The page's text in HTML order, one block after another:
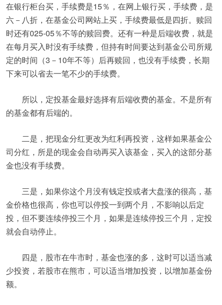
在银行柜台买，手续费是15％，在网上银行买，手续费，是
六－八折，在基金公司网站上买，手续费最低是四折。赎回
时还有025-05％不等的赎回费。还有一种是后端收费，就是
在每月买入时没有手续费，但持有时间要达到基金公司所规
定的时间（3－10年不等）后再赎回，也没有手续费，长期
下来可以省去一笔不少的手续费。
所以，定投基金最好选择有后端收费的基金。不是所有
的基金都有后端的。
二是，把现金分红更改为红利再投资，这样如果基金公
司分红，所是的现金会自动再买入该基金，买入的这部分基
金也没有手续费。
三是，如果你这个月没有钱定投或者大盘涨的很高，基
金价格也很高，你也可以停投一到两个月，不影响以后定
投，但不要连续停投三个月，如果是连续停投三个月，定投
就会自动停止。
四是，股市在牛市时，基金也涨的多，这时可以适当减
少投资，若股市在熊市，可以适当增加投资，以增加基金份
额。